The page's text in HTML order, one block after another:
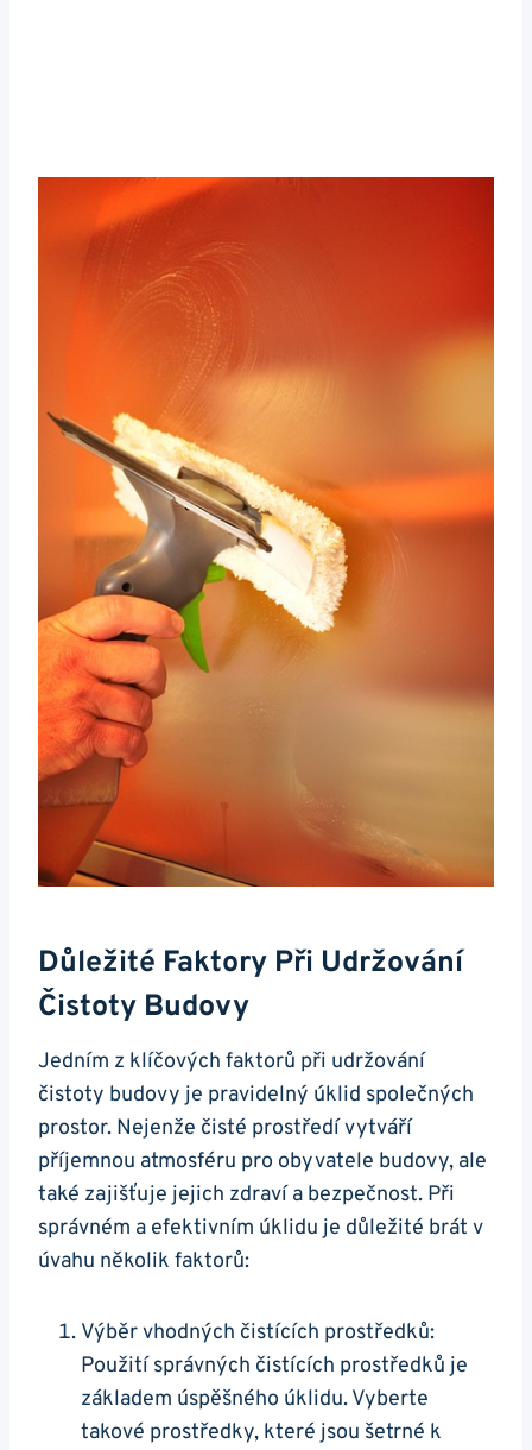
Důležité Faktory Při Udržování
Čistoty Budovy
Jedním z klíčových faktorů při udržování
čistoty budovy je pravidelný ​úklid společných
prostor. Nejenže čisté prostředí vytváří
příjemnou atmosféru pro ​obyvatele budovy, ale
také zajišťuje jejich zdraví a bezpečnost. Při
správném ‍a efektivním úklidu je důležité brát⁢ v
úvahu několik faktorů:
Výběr vhodných⁤ čistících prostředků:
Použití správných čistících prostředků je
základem úspěšného úklidu. Vyberte
takové prostředky, které jsou šetrné k